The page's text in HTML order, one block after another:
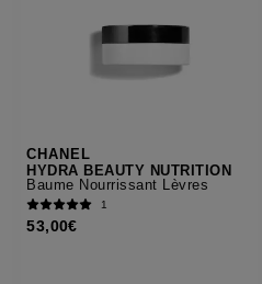
CHANEL
HYDRA BEAUTY NUTRITION
Baume Nourrissant Lèvres
1
53,00€